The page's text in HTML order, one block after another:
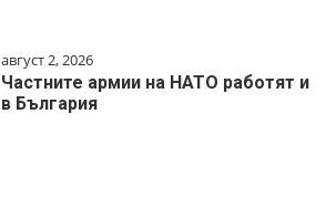
август 2, 2026
Частните армии на НАТО работят и
в България